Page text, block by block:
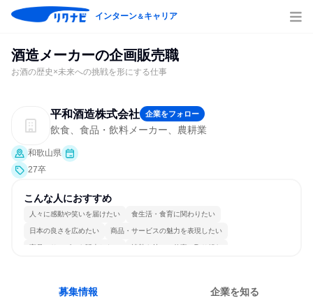
インターン＆キャリア
酒造メーカーの企画販売職
お酒の歴史×未来への挑戦を形にする仕事
平和酒造株式会社 企業をフォロー
飲食、食品・飲料メーカー、農耕業
和歌山県
27卒
こんな人におすすめ
人々に感動や笑いを届けたい 食生活・食育に関わりたい
日本の良さを広めたい 商品・サービスの魅力を表現したい
商品・サービスを販売したい 情熱を持って仕事に取り組む
募集情報 企業を知る